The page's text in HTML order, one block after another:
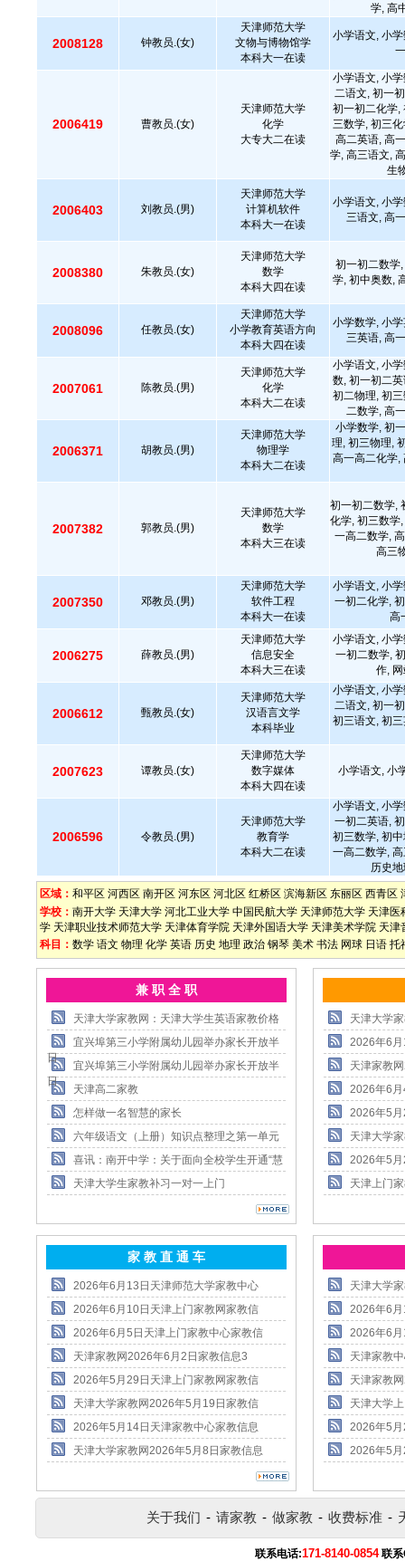
学, 高
2008128 钟教员.(女)
天津师范大学
文物与博物馆学
本科大一在读
小学语文, 小
2006419 曹教员.(女)
天津师范大学
化学
大专大二在读
小学语文, 小
二语文, 初一
初一初二化学,
三数学, 初三
高二英语, 高
学, 高三语文,
生
2006403 刘教员.(男)
天津师范大学
计算机软件
本科大一在读
小学语文, 小
三语文, 高
2008380 朱教员.(女)
天津师范大学
数学
本科大四在读
初一初二数学
学, 初中奥数,
2008096 任教员.(女)
天津师范大学
小学教育英语方向
本科大四在读
小学数学, 小
三英语, 高
2007061 陈教员.(男)
天津师范大学
化学
本科大二在读
小学语文, 小
数, 初一初二
初二物理, 初
二数学, 高
2006371 胡教员.(男)
天津师范大学
物理学
本科大二在读
小学数学, 初
理, 初三物理,
高一高二化学,
2007382 郭教员.(男)
天津师范大学
数学
本科大三在读
初一初二数学,
化学, 初三数学
一高二数学,
高三
2007350 邓教员.(男)
天津师范大学
软件工程
本科大一在读
小学语文, 小
一初二化学,
高
2006275 薛教员.(男)
天津师范大学
信息安全
本科大三在读
小学语文, 小
一初二数学,
作,
2006612 甄教员.(女)
天津师范大学
汉语言文学
本科毕业
小学语文, 小
二语文, 初一
初三语文, 初
2007623 谭教员.(女)
天津师范大学
数字媒体
本科大四在读
小学语文, 小
2006596 令教员.(男)
天津师范大学
教育学
本科大二在读
小学语文, 小
一初二英语,
初三数学, 初
一高二数学,
历史
区域： 和平区 河西区 南开区 河东区 河北区 红桥区 滨海新区 东丽区 西青区
学校： 南开大学 天津大学 河北工业大学 中国民航大学 天津师范大学 天津医
学 天津职业技术师范大学 天津体育学院 天津外国语大学 天津美术学院 天津
科目： 数学 语文 物理 化学 英语 历史 地理 政治 钢琴 美术 书法 网球 日语 托
兼 职 全 职
天津大学家教网：天津大学生英语家教价格
宜兴埠第三小学附属幼儿园举办家长开放半
日
宜兴埠第三小学附属幼儿园举办家长开放半
日
天津高二家教
怎样做一名智慧的家长
六年级语文（上册）知识点整理之第一单元
喜讯：南开中学：关于面向全校学生开通“慧
天津大学生家教补习一对一上门
天津大学
2026年6
天津家教
2026年6
2026年5
天津大学
2026年5
天津上门
家 教 直 通 车
2026年6月13日天津师范大学家教中心
2026年6月10日天津上门家教网家教信
2026年6月5日天津上门家教中心家教信
天津家教网2026年6月2日家教信息3
2026年5月29日天津上门家教网家教信
天津大学家教网2026年5月19日家教信
2026年5月14日天津家教中心家教信息
天津大学家教网2026年5月8日家教信息
天津大学
2026年6
2026年6
天津家教
天津家教
天津大学
2026年5
2026年5
关于我们 - 请家教 - 做家教 - 收费标准 -
联系电话:171-8140-0854 联